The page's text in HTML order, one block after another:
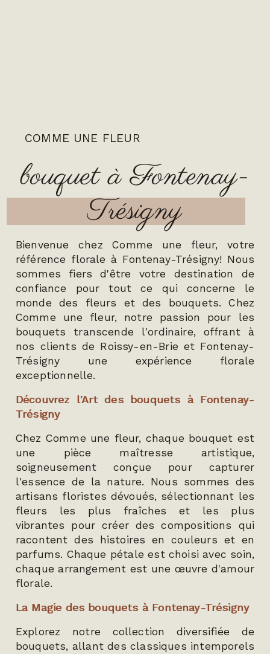
COMME UNE FLEUR
bouquet à Fontenay-
Trésigny
Bienvenue chez Comme une fleur, votre
référence florale à Fontenay-Trésigny! Nous
sommes fiers d'être votre destination de
confiance pour tout ce qui concerne le
monde des fleurs et des bouquets. Chez
Comme une fleur, notre passion pour les
bouquets transcende l'ordinaire, offrant à
nos clients de Roissy-en-Brie et Fontenay-
Trésigny une expérience florale
exceptionnelle.
Découvrez l'Art des bouquets à Fontenay-
Trésigny
Chez Comme une fleur, chaque bouquet est
une pièce maîtresse artistique,
soigneusement conçue pour capturer
l'essence de la nature. Nous sommes des
artisans floristes dévoués, sélectionnant les
fleurs les plus fraîches et les plus
vibrantes pour créer des compositions qui
racontent des histoires en couleurs et en
parfums. Chaque pétale est choisi avec soin,
chaque arrangement est une œuvre d'amour
florale.
La Magie des bouquets à Fontenay-Trésigny
Explorez notre collection diversifiée de
bouquets, allant des classiques intemporels